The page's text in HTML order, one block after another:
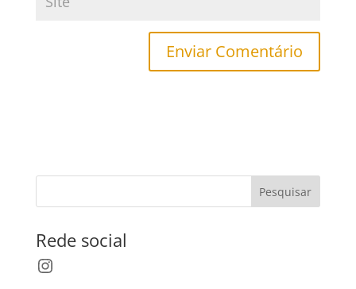
Pesquisar
Rede social
Instagram